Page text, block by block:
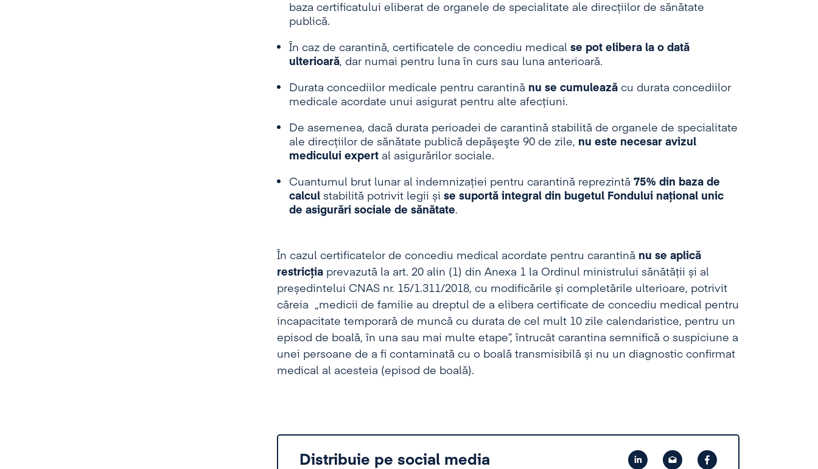
baza certificatului eliberat de organele de specialitate ale direcţiilor de sănătate
publică.
În caz de carantină, certificatele de concediu medical se pot elibera la o dată
ulterioară, dar numai pentru luna în curs sau luna anterioară.
Durata concediilor medicale pentru carantină nu se cumuleazăcu durata concediilor
medicale acordate unui asigurat pentru alte afecțiuni.
De asemenea, dacă durata perioadei de carantină stabilită de organele de specialitate
ale direcţiilor de sănătate publică depăşeşte 90 de zile, nu este necesar avizul
medicului expertal asigurărilor sociale.
Cuantumul brut lunar al indemnizaţiei pentru carantină reprezintă 75% din baza de
calcul stabilită potrivit legii și se suportă integral din bugetul Fondului naţional unic
de asigurări sociale de sănătate.
În cazul certificatelor de concediu medical acordate pentru carantină nu se aplică
restricțiaprevazută la art. 20 alin (1) din Anexa 1 la Ordinul ministrului sănătății și al
președintelui CNAS nr. 15/1.311/2018, cu modificările și completările ulterioare, potrivit
căreia „medicii de familie au dreptul de a elibera certificate de concediu medical pentru
incapacitate temporară de muncă cu durata de cel mult 10 zile calendaristice, pentru un
episod de boală, în una sau mai multe etape”, întrucât carantina semnifică o suspiciune a
unei persoane de a fi contaminată cu o boală transmisibilă și nu un diagnostic confirmat
medical al acesteia (episod de boală).
Distribuie pe social media